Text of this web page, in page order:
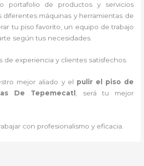
portafolio de productos y servicios
diferentes máquinas y herramientas de
tu piso favorito, un equipo de trabajo
según tus necesidades.
de experiencia y clientes satisfechos.
mejor aliado y el pulir el piso de
De Tepemecatl
, será tu mejor
con profesionalismo y eficacia.